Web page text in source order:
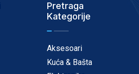
Pretraga
Kategorije
Aksesoari
Kuća & Bašta